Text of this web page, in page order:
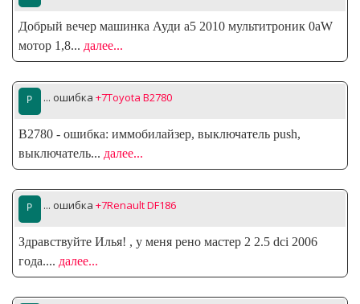
Добрый вечер машинка Ауди а5 2010 мультитроник 0аW
мотор 1,8... далее...
... ошибка +7Toyota B2780
B2780 - ошибка: иммобилайзер, выключатель push,
выключатель... далее...
... ошибка +7Renault DF186
Здравствуйте Илья! , у меня рено мастер 2 2.5 dci 2006
года.... далее...